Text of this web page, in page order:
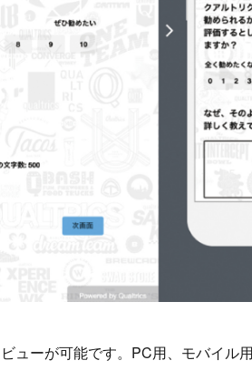
ューが可能です。PC用、モバイル